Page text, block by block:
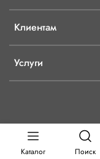
Клиентам
Услуги
Каталог Поиск